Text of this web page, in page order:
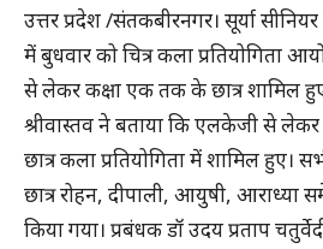
उत्तर प्रदेश /संतकबीरनगर। सूर्या
में बुधवार को चित्र कला प्रतियोगिता
से लेकर कक्षा एक तक के छात्र शामिल
श्रीवास्तव ने बताया कि एलकेजी से
छात्र कला प्रतियोगिता में शामिल हुए।
छात्र रोहन, दीपाली, आयुषी, आराध्या
किया गया। प्रबंधक डॉ उदय प्रताप